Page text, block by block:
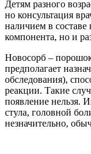
Детям разного
но консультация
наличием в
компонента, но и
Новосорб –
предполагает
обследования),
реакции. Такие
появление нельзя.
стула, головной
незначительно,